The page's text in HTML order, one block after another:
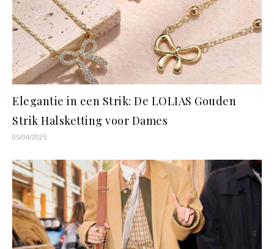
Elegantie in een Strik: De LOLIAS Gouden
Strik Halsketting voor Dames
05/04/2025